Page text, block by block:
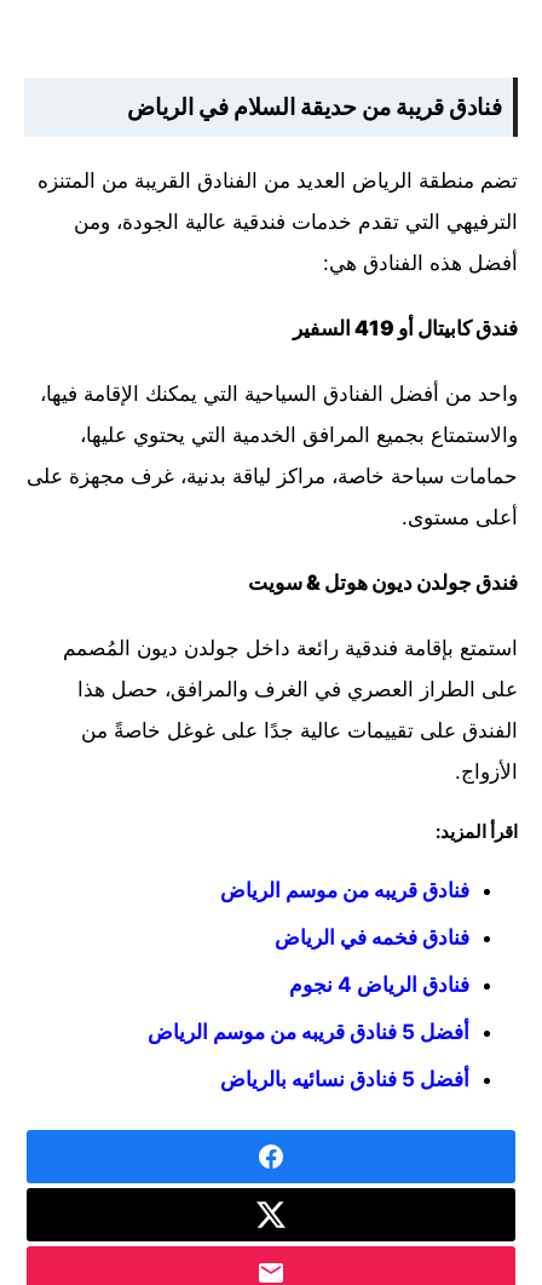
فنادق قريبة من حديقة السلام في الرياض
تضم منطقة الرياض العديد من الفنادق القريبة من المتنزه
الترفيهي التي تقدم خدمات فندقية عالية الجودة، ومن
أفضل هذه الفنادق هي:
فندق كابيتال أو 419 السفير
واحد من أفضل الفنادق السياحية التي يمكنك الإقامة فيها،
والاستمتاع بجميع المرافق الخدمية التي يحتوي عليها،
حمامات سباحة خاصة، مراكز لياقة بدنية، غرف مجهزة على
أعلى مستوى.
فندق جولدن ديون هوتل & سويت
استمتع بإقامة فندقية رائعة داخل جولدن ديون المُصمم
على الطراز العصري في الغرف والمرافق، حصل هذا
الفندق على تقييمات عالية جدًا على غوغل خاصةً من
الأزواج.
اقرأ المزيد:
فنادق قريبه من موسم الرياض
فنادق فخمه في الرياض
فنادق الرياض 4 نجوم
أفضل 5 فنادق قريبه من موسم الرياض
أفضل 5 فنادق نسائيه بالرياض